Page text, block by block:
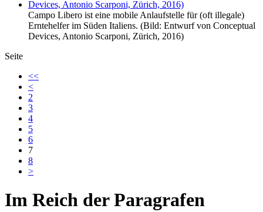
Campo Libero ist eine mobile Anlaufstelle für (oft illegale)
Erntehelfer im Süden Italiens. (Bild: Entwurf von Conceptual
Devices, Antonio Scarponi, Zürich, 2016)
Seite
<<
<
2
3
4
5
6
7
8
>
Im Reich der Paragrafen